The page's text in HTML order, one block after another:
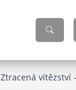
Ztracená vítězství